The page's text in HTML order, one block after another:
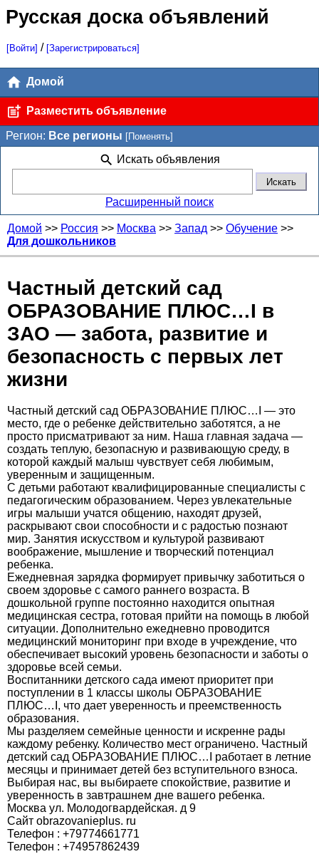
Русская доска объявлений
[Войти] / [Зарегистрироваться]
Домой
Разместить объявление
Регион: Все регионы [Поменять]
Искать объявления
Расширенный поиск
Домой >> Россия >> Москва >> Запад >> Обучение >>
Для дошкольников
Частный детский сад
ОБРАЗОВАНИЕ ПЛЮС…I в
ЗАО — забота, развитие и
безопасность с первых лет
жизни
Частный детский сад ОБРАЗОВАНИЕ ПЛЮС…I — это
место, где о ребенке действительно заботятся, а не
просто присматривают за ним. Наша главная задача —
создать теплую, безопасную и развивающую среду, в
которой каждый малыш чувствует себя любимым,
уверенным и защищенным.
С детьми работают квалифицированные специалисты с
педагогическим образованием. Через увлекательные
игры малыши учатся общению, находят друзей,
раскрывают свои способности и с радостью познают
мир. Занятия искусством и культурой развивают
воображение, мышление и творческий потенциал
ребенка.
Ежедневная зарядка формирует привычку заботиться о
своем здоровье с самого раннего возраста. В
дошкольной группе постоянно находится опытная
медицинская сестра, готовая прийти на помощь в любой
ситуации. Дополнительно ежедневно проводится
медицинский мониторинг при входе в учреждение, что
обеспечивает высокий уровень безопасности и заботы о
здоровье всей семьи.
Воспитанники детского сада имеют приоритет при
поступлении в 1 классы школы ОБРАЗОВАНИЕ
ПЛЮС…I, что дает уверенность и преемственность
образования.
Мы разделяем семейные ценности и искренне рады
каждому ребенку. Количество мест ограничено. Частный
детский сад ОБРАЗОВАНИЕ ПЛЮС…I работает в летние
месяцы и принимает детей без вступительного взноса.
Выбирая нас, вы выбираете спокойствие, развитие и
уверенность в завтрашнем дне вашего ребенка.
Москва ул. Молодогвардейская. д 9
Сайт obrazovanieplus. ru
Телефон : +79774661771
Телефон : +74957862439